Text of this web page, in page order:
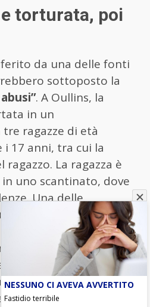
torturata, poi
da una delle fonti
sottoposto la
. A Oullins, la
in un
ragazze di età
i 17 anni, tra cui la
La ragazza è
uno scantinato, dove
Una delle
alla coscia,
il suo corpo
estintore,
Poi il gruppo si è
spogliandola e
in più punti.
NESSUNO CI AVEVA AVVERTITO
Fastidio terribile